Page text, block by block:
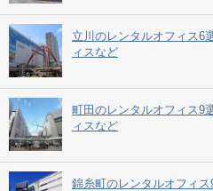
立川のレンタルオフィス6
ィスなど
町田のレンタルオフィス9
ィスなど
錦糸町のレンタルオフィ